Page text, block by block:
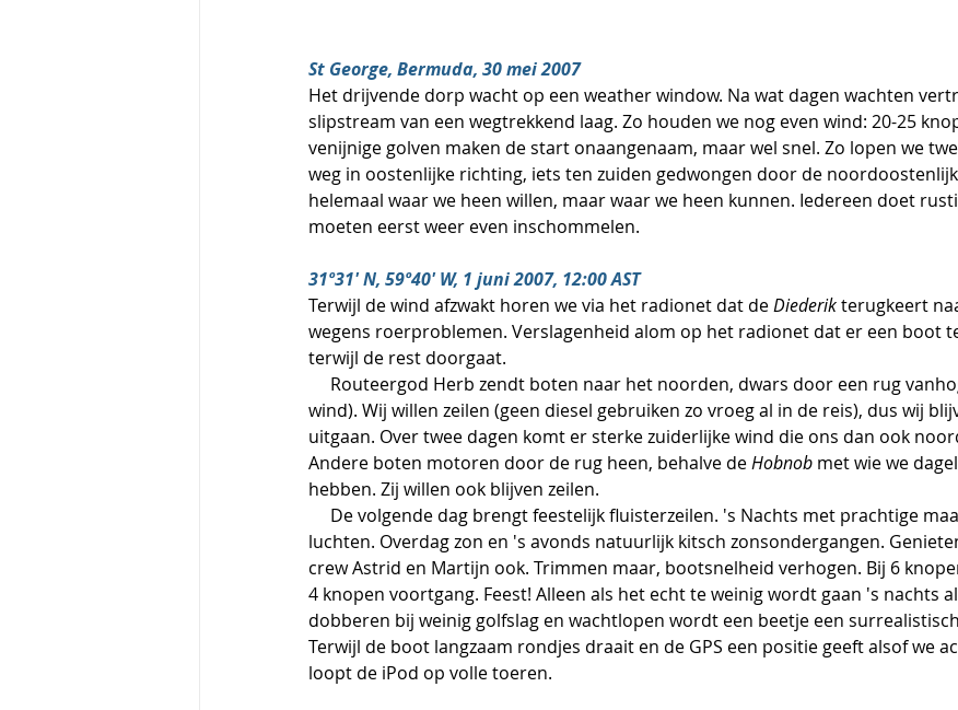
St George, Bermuda, 30 mei 2007
Het drijvende dorp wacht op een weather window. Na wat dagen wachten
slipstream van een wegtrekkend laag. Zo houden we nog even wind: 20-25
venijnige golven maken de start onaangenaam, maar wel snel. Zo lopen we
weg in oostenlijke richting, iets ten zuiden gedwongen door de
helemaal waar we heen willen, maar waar we heen kunnen. Iedereen doet
moeten eerst weer even inschommelen.
31º31' N, 59º40' W, 1 juni 2007, 12:00 AST
Terwijl de wind afzwakt horen we via het radionet dat de Diederik terugkeert
wegens roerproblemen. Verslagenheid alom op het radionet dat er een boot
terwijl de rest doorgaat.
wind). Wij willen zeilen (geen diesel gebruiken zo vroeg al in de reis), dus wij
uitgaan. Over twee dagen komt er sterke zuiderlijke wind die ons dan ook
Andere boten motoren door de rug heen, behalve de Hobnob met wie we
hebben. Zij willen ook blijven zeilen.
luchten. Overdag zon en 's avonds natuurlijk kitsch zonsondergangen.
crew Astrid en Martijn ook. Trimmen maar, bootsnelheid verhogen. Bij 6
4 knopen voortgang. Feest! Alleen als het echt te weinig wordt gaan 's nachts
dobberen bij weinig golfslag en wachtlopen wordt een beetje een
Terwijl de boot langzaam rondjes draait en de GPS een positie geeft alsof we
loopt de iPod op volle toeren.